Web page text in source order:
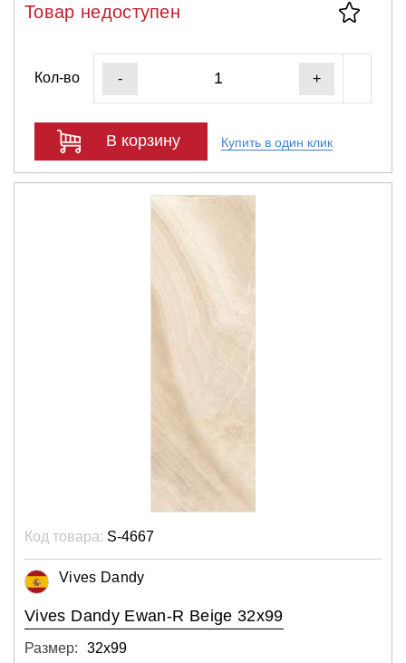
Товар недоступен
Кол-во - +
В корзину Купить в один клик
Код товара: S-4667
Vives Dandy
Vives Dandy Ewan-R Beige 32x99
Размер:
32х99